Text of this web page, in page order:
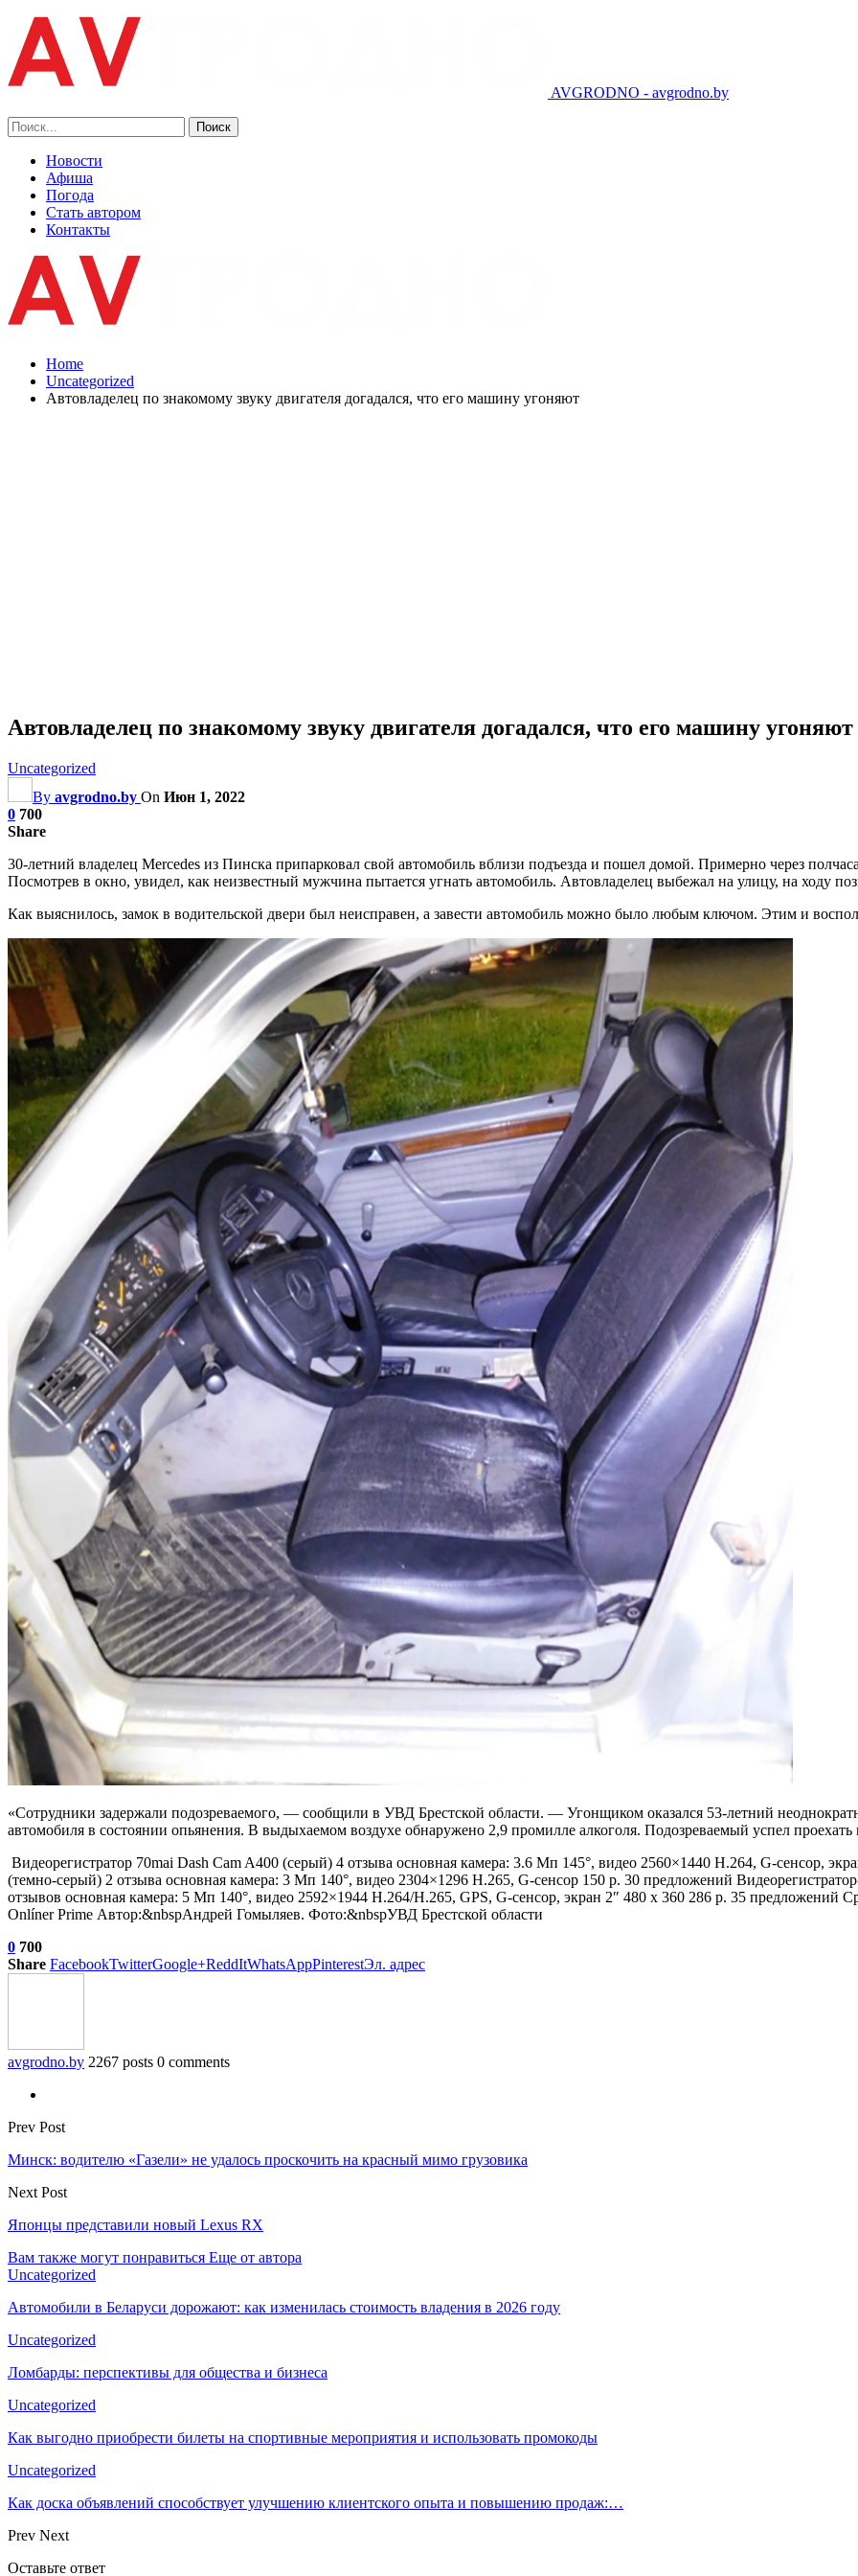
AVGRODNO - avgrodno.by
Новости
Афиша
Погода
Стать автором
Контакты
Home
Uncategorized
Автовладелец по знакомому звуку двигателя догадался, что его машину угоняют
Автовладелец по знакомому звуку двигателя догадался, что его машину угоняют
Uncategorized
By avgrodno.by On Июн 1, 2022
0 700
Share
30-летний владелец Mercedes из Пинска припарковал свой автомобиль вблизи подъезда и пошел домой. Примерно через
Посмотрев в окно, увидел, как неизвестный мужчина пытается угнать автомобиль. Автовладелец выбежал на улицу, на ходу
Как выяснилось, замок в водительской двери был неисправен, а завести автомобиль можно было любым ключом. Этим и
«Сотрудники задержали подозреваемого, — сообщили в УВД Брестской области. — Угонщиком оказался 53-летний
автомобиля в состоянии опьянения. В выдыхаемом воздухе обнаружено 2,9 промилле алкоголя. Подозреваемый успел
Видеорегистратор 70mai Dash Cam A400 (серый) 4 отзыва основная камера: 3.6 Мп 145°, видео 2560×1440 H.264, G-сенсор,
(темно-серый) 2 отзыва основная камера: 3 Мп 140°, видео 2304×1296 H.265, G-сенсор 150 р. 30 предложений
отзывов основная камера: 5 Мп 140°, видео 2592×1944 H.264/H.265, GPS, G-сенсор, экран 2″ 480 x 360 286 р. 35 предложений
Onlíner Prime Автор:&nbspАндрей Гомыляев. Фото:&nbspУВД Брестской области
0 700
Share FacebookTwitterGoogle+ReddItWhatsAppPinterestЭл. адрес
avgrodno.by 2267 posts 0 comments
Prev Post
Минск: водителю «Газели» не удалось проскочить на красный мимо грузовика
Next Post
Японцы представили новый Lexus RX
Вам также могут понравиться Еще от автора
Uncategorized
Автомобили в Беларуси дорожают: как изменилась стоимость владения в 2026 году
Uncategorized
Ломбарды: перспективы для общества и бизнеса
Uncategorized
Как выгодно приобрести билеты на спортивные мероприятия и использовать промокоды
Uncategorized
Как доска объявлений способствует улучшению клиентского опыта и повышению продаж:…
Prev Next
Оставьте ответ